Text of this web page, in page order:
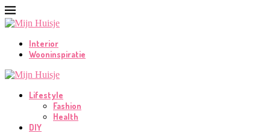
Interior
Wooninspiratie
Lifestyle
Fashion
Health
DIY